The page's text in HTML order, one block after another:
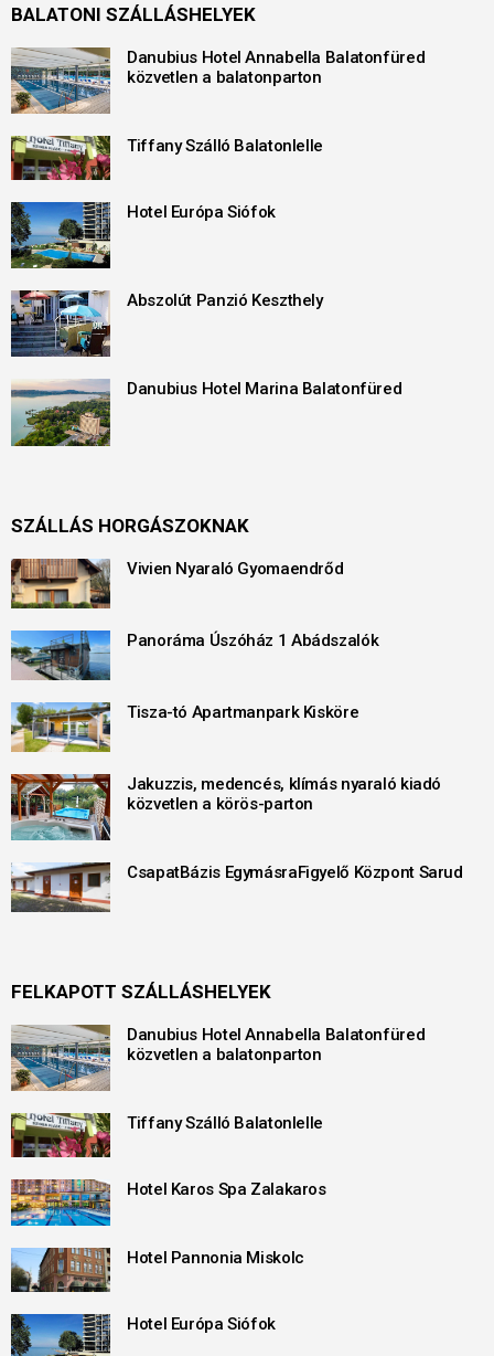
BALATONI SZÁLLÁSHELYEK
Danubius Hotel Annabella Balatonfüred
közvetlen a balatonparton
Tiffany Szálló Balatonlelle
Hotel Európa Siófok
Abszolút Panzió Keszthely
Danubius Hotel Marina Balatonfüred
SZÁLLÁS HORGÁSZOKNAK
Vivien Nyaraló Gyomaendrőd
Panoráma Úszóház 1 Abádszalók
Tisza-tó Apartmanpark Kisköre
Jakuzzis, medencés, klímás nyaraló kiadó
közvetlen a körös-parton
CsapatBázis EgymásraFigyelő Központ Sarud
FELKAPOTT SZÁLLÁSHELYEK
Danubius Hotel Annabella Balatonfüred
közvetlen a balatonparton
Tiffany Szálló Balatonlelle
Hotel Karos Spa Zalakaros
Hotel Pannonia Miskolc
Hotel Európa Siófok